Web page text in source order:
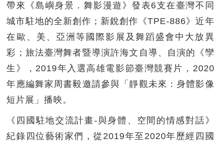
帶來《島嶼身景．舞影漫遊》發表6支在臺灣不同
城市駐地的全新創作；新銳創作《TPE-886》近年
在歐、美、亞洲等國際影展及舞蹈盛會中大放異
彩；旅法臺灣舞者暨導演許海文自導、自演的《孿
生》，2019年入選高雄電影節臺灣競賽片，2020
年應編舞家周書毅邀請參與「靜觀未來：身體影像
短片展」播映。
《四國駐地交流計畫-與身體、空間的情感對話》
紀錄四位藝術家們，從2019年至2020年歷經四國